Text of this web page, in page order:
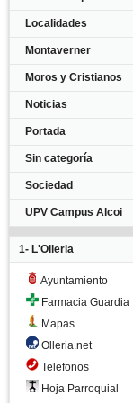
Localidades
Montaverner
Moros y Cristianos
Noticias
Portada
Sin categoría
Sociedad
UPV Campus Alcoi
1- L'Olleria
Ayuntamiento
Farmacia Guardia
Mapas
Olleria.net
Telefonos
Hoja Parroquial